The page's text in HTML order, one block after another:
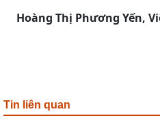
Hoàng Thị Phương Yến,
Tin liên quan